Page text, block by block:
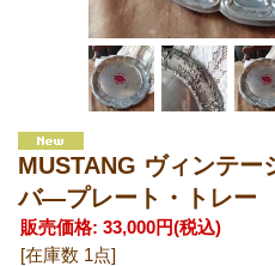
MUSTANG ヴィンテー
バ―プレート・トレー
販売価格: 33,000円(税込)
[在庫数 1点]